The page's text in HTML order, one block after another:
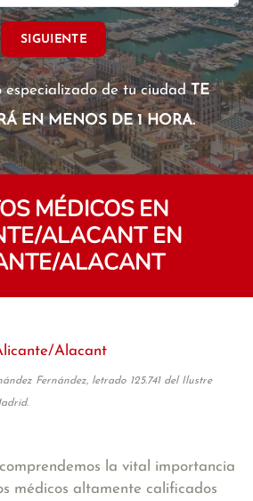
SIGUIENTE
especializado de tu ciudadTE
EN MENOS DE 1 HORA.
MÉDICOS EN
ALACANT EN
ALACANT
Alacant
Fernández, letrado 125.741 del Ilustre
la vital importancia
médicos altamente calificados